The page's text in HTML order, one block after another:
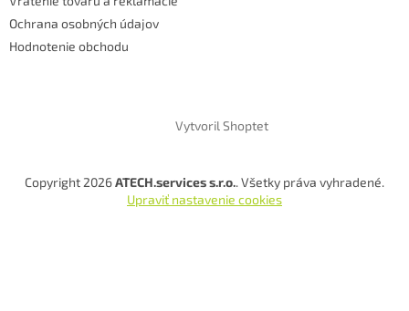
Ochrana osobných údajov
Hodnotenie obchodu
Vytvoril Shoptet
Copyright 2026ATECH.services s.r.o.. Všetky práva vyhradené.
Upraviť nastavenie cookies